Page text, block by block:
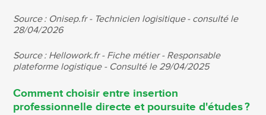
Source : Onisep.fr - Technicien logisitique - consulté le
28/04/2026
Source : Hellowork.fr - Fiche métier - Responsable
plateforme logistique - Consulté le 29/04/2025
Comment choisir entre insertion
professionnelle directe et poursuite d'études ?